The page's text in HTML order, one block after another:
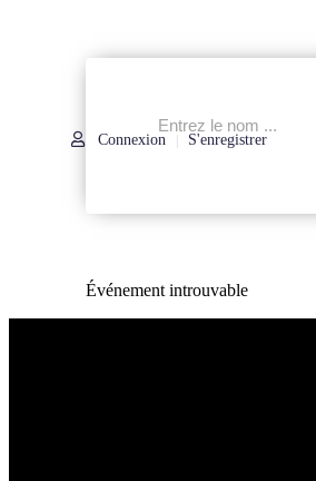
Connexion S'enregistrer
Événement introuvable